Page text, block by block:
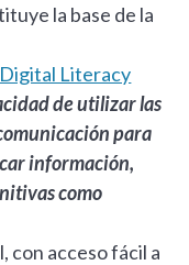
la base de la
Literacy
de utilizar las
para
información,
como
con acceso fácil a